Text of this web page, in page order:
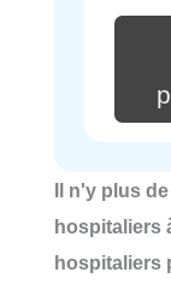
Il n'y plus
hospitaliers
hospitaliers